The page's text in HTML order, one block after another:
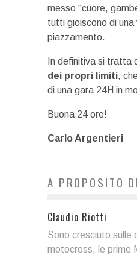
messo “cuore,
tutti gioiscono di
piazzamento.
In definitiva si tratta
dei propri limiti,
di una gara 24H in
Buona 24 ore!
Carlo Argentieri
A PROPOSITO
Claudio Riotti
Sono cresciuto sulle
motocross, le prime